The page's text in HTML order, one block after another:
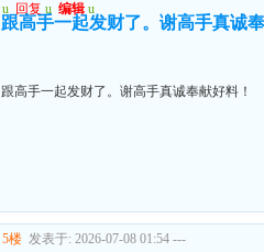
u 回复 u 编辑 u
跟高手一起发财了。谢高手真诚
跟高手一起发财了。谢高手真诚奉献好料！
5楼 发表于: 2026-07-08 01:54 ---